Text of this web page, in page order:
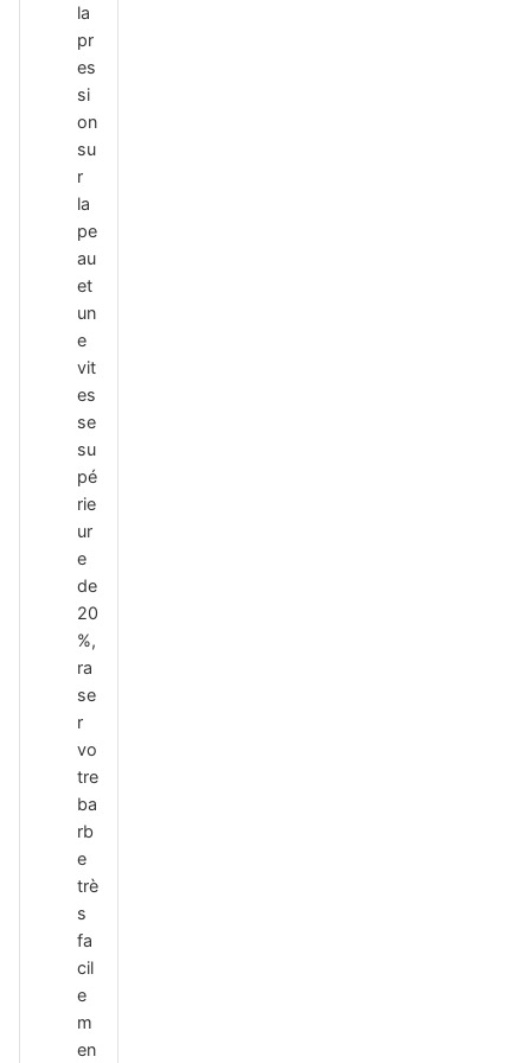
la
pr
es
si
on
su
r
la
pe
au
et
un
e
vit
es
se
su
pé
rie
ur
e
de
20
%,
ra
se
r
vo
tre
ba
rb
e
trè
s
fa
cil
e
m
en